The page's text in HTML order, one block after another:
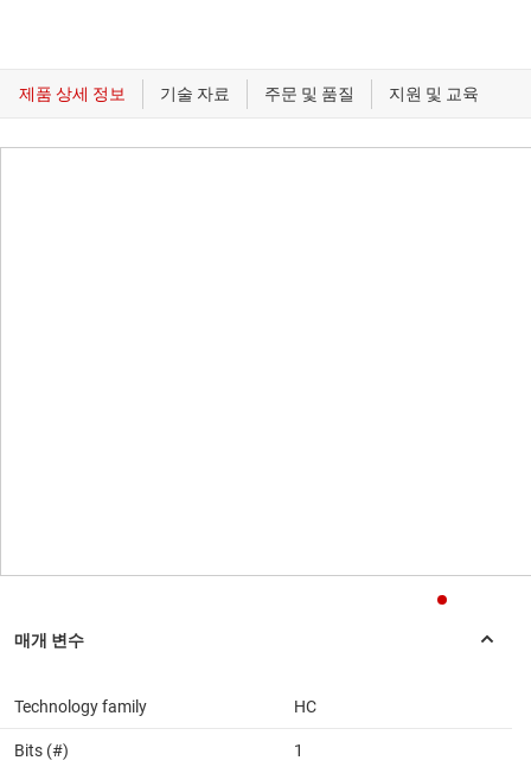
Technology family HC
Bits (#) 1